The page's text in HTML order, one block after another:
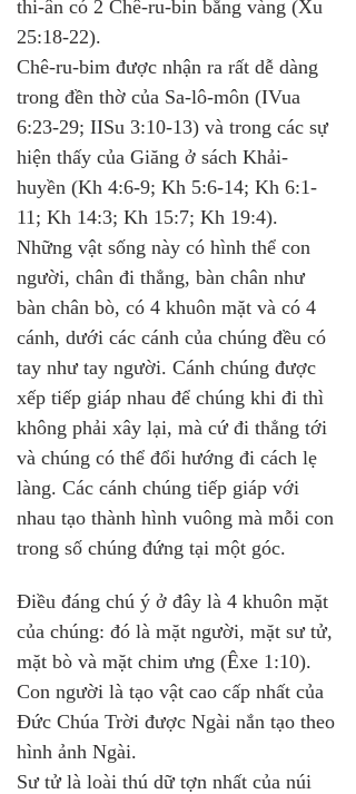
thi-ân có 2 Chê-ru-bin bằng vàng (Xu
25:18-22).
Chê-ru-bim được nhận ra rất dễ dàng
trong đền thờ của Sa-lô-môn (IVua
6:23-29; IISu 3:10-13) và trong các sự
hiện thấy của Giăng ở sách Khải-
huyền (Kh 4:6-9; Kh 5:6-14; Kh 6:1-
11; Kh 14:3; Kh 15:7; Kh 19:4).
Những vật sống này có hình thể con
người, chân đi thẳng, bàn chân như
bàn chân bò, có 4 khuôn mặt và có 4
cánh, dưới các cánh của chúng đều có
tay như tay người. Cánh chúng được
xếp tiếp giáp nhau để chúng khi đi thì
không phải xây lại, mà cứ đi thẳng tới
và chúng có thể đổi hướng đi cách lẹ
làng. Các cánh chúng tiếp giáp với
nhau tạo thành hình vuông mà mỗi con
trong số chúng đứng tại một góc.
Điều đáng chú ý ở đây là 4 khuôn mặt
của chúng: đó là mặt người, mặt sư tử,
mặt bò và mặt chim ưng (Êxe 1:10).
Con người là tạo vật cao cấp nhất của
Đức Chúa Trời được Ngài nắn tạo theo
hình ảnh Ngài.
Sư tử là loài thú dữ tợn nhất của núi